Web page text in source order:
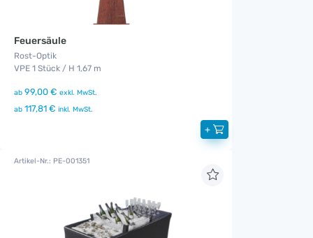
Feuersäule
Rost-Optik
VPE 1 Stück / H 1,67 m
ab 99,00 € exkl. MwSt.
ab 117,81 € inkl. MwSt.
+
Artikel-Nr.: PE-001351